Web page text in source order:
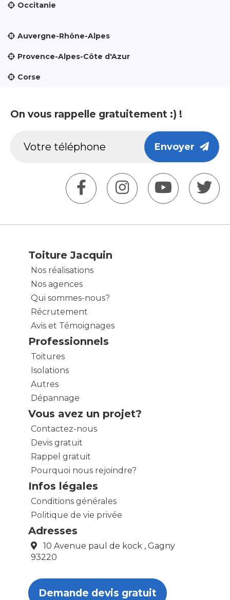
Occitanie
Auvergne-Rhône-Alpes
Provence-Alpes-Côte d'Azur
Corse
On vous rappelle gratuitement :) !
Envoyer
Toiture Jacquin
Nos réalisations
Nos agences
Qui sommes-nous?
Récrutement
Avis et Témoignages
Professionnels
Toitures
Isolations
Autres
Dépannage
Vous avez un projet?
Contactez-nous
Devis gratuit
Rappel gratuit
Pourquoi nous rejoindre?
Infos légales
Conditions générales
Politique de vie privée
Adresses
10 Avenue paul de kock , Gagny
93220
Demande devis gratuit